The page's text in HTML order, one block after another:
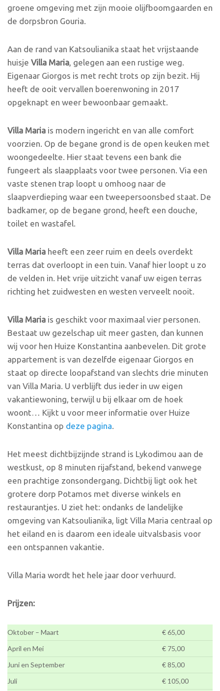
groene omgeving met zijn mooie olijfboomgaarden en
de dorpsbron Gouria.
Aan de rand van Katsoulianika staat het vrijstaande
huisje Villa Maria, gelegen aan een rustige weg.
Eigenaar Giorgos is met recht trots op zijn bezit. Hij
heeft de ooit vervallen boerenwoning in 2017
opgeknapt en weer bewoonbaar gemaakt.
Villa Maria is modern ingericht en van alle comfort
voorzien. Op de begane grond is de open keuken met
woongedeelte. Hier staat tevens een bank die
fungeert als slaapplaats voor twee personen. Via een
vaste stenen trap loopt u omhoog naar de
slaapverdieping waar een tweepersoonsbed staat. De
badkamer, op de begane grond, heeft een douche,
toilet en wastafel.
Villa Maria heeft een zeer ruim en deels overdekt
terras dat overloopt in een tuin. Vanaf hier loopt u zo
de velden in. Het vrije uitzicht vanaf uw eigen terras
richting het zuidwesten en westen verveelt nooit.
Villa Maria is geschikt voor maximaal vier personen.
Bestaat uw gezelschap uit meer gasten, dan kunnen
wij voor hen Huize Konstantina aanbevelen. Dit grote
appartement is van dezelfde eigenaar Giorgos en
staat op directe loopafstand van slechts drie minuten
van Villa Maria. U verblijft dus ieder in uw eigen
vakantiewoning, terwijl u bij elkaar om de hoek
woont… Kijkt u voor meer informatie over Huize
Konstantina op deze pagina.
Het meest dichtbijzijnde strand is Lykodimou aan de
westkust, op 8 minuten rijafstand, bekend vanwege
een prachtige zonsondergang. Dichtbij ligt ook het
grotere dorp Potamos met diverse winkels en
restaurantjes. U ziet het: ondanks de landelijke
omgeving van Katsoulianika, ligt Villa Maria centraal op
het eiland en is daarom een ideale uitvalsbasis voor
een ontspannen vakantie.
Villa Maria wordt het hele jaar door verhuurd.
Prijzen:
Oktober – Maart
€ 65,00
April en Mei
€ 75,00
Juni en September
€ 85,00
Juli
€ 105,00